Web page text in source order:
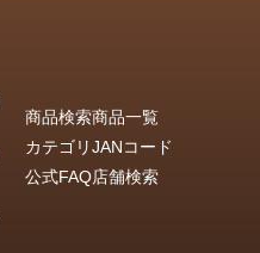
商品検索商品一覧
カテゴリJANコード
公式FAQ店舗検索